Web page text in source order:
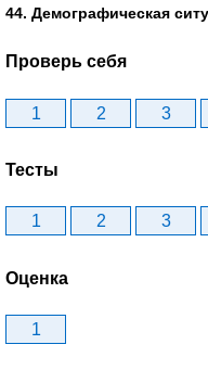
44. Демографическая
Проверь себя
1 2 3
Тесты
1 2 3
Оценка
1